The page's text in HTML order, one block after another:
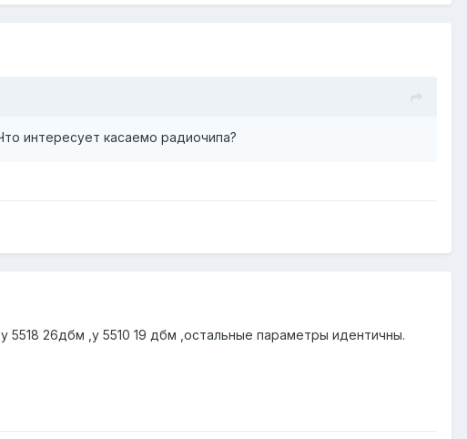
интересует касаемо радиочипа?
5518 26дбм ,у 5510 19 дбм ,остальные параметры идентичны.